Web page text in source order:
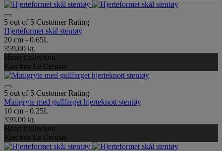
5 out of 5 Customer Rating
Hjerteformet skål stentøy
20 cm - 0.65L
359,00 kr.
Heart Collection
Kun hos Le Creuset
5 out of 5 Customer Rating
Minigryte med gullfarget hjerteknott stentøy
10 cm - 0.25L
339,00 kr.
Heart Collection
Kun hos Le Creuset